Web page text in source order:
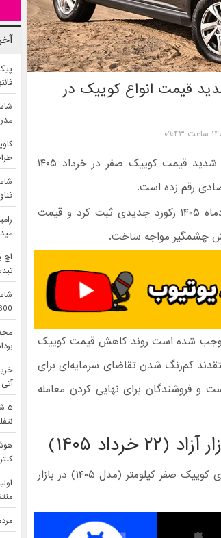
قیمت انواع کوییک در
کاهش قیمت کوییک در بازار شتاب گرفت. ریزش شدید قیمت کوییک صفر در خرداد ۱۴۰۵
رقم زده است.
در آخرین هفته خردادماه ۱۴۰۵ رکورد جدیدی ثبت کرد و قیمت
چشمگیر مواجه ساخت.
موجب شده است روند کاهش قیمت کوییک
کم‌رنگ شدن تقاضای سرمایه‌ای برای
و فروشندگان برای نهایی کردن معامله
۱۴۰۵)
در جدول زیر، آخرین قیمت تیپ‌های مختلف خودروی کوییک صفر کیلومتر (مدل ۱۴۰۵) در بازار
1600 کیلومتر